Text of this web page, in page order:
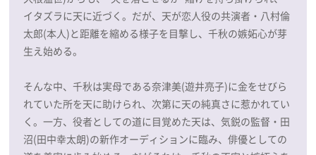
イタズラに天に近づく。だが、天が恋人役の共演者・八村倫
太郎(本人)と距離を縮める様子を目撃し、千秋の嫉妬心が芽
生え始める。
そんな中、千秋は実母である奈津美(遊井亮子)に金をせびら
れていた所を天に助けられ、次第に天の純真さに惹かれてい
く。一方、役者としての道に目覚めた天は、気鋭の監督・田
沼(田中幸太朗)の新作オーディションに臨み、俳優としての